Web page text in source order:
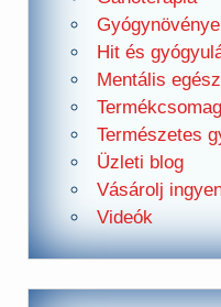
Hit és
Mentális
Természetes
Üzleti blog
Vásárolj
Videók